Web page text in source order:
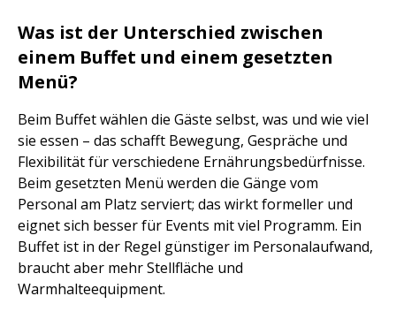
Was ist der Unterschied zwischen
einem Buffet und einem gesetzten
Menü?
Beim Buffet wählen die Gäste selbst, was und wie viel
sie essen – das schafft Bewegung, Gespräche und
Flexibilität für verschiedene Ernährungsbedürfnisse.
Beim gesetzten Menü werden die Gänge vom
Personal am Platz serviert; das wirkt formeller und
eignet sich besser für Events mit viel Programm. Ein
Buffet ist in der Regel günstiger im Personalaufwand,
braucht aber mehr Stellfläche und
Warmhalteequipment.